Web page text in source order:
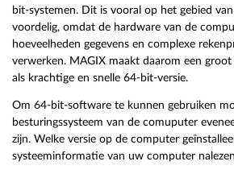
bit-systemen. Dit is vooral op het gebied
voordelig, omdat de hardware van de
hoeveelheden gegevens en complexe
verwerken. MAGIX maakt daarom een
als krachtige en snelle 64-bit-versie.
Om 64-bit-software te kunnen gebruiken
besturingssysteem van de comuputer
zijn. Welke versie op de computer
systeeminformatie van uw computer